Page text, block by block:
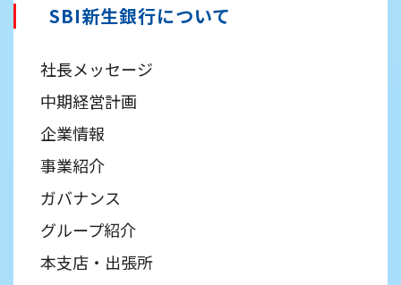
SBI新生銀行について
社長メッセージ
中期経営計画
企業情報
事業紹介
ガバナンス
グループ紹介
本支店・出張所